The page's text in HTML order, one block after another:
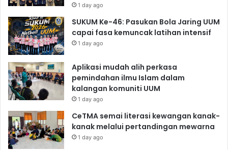
1 day ago
SUKUM Ke-46: Pasukan Bola Jaring UUM
capai fasa kemuncak latihan intensif
1 day ago
Aplikasi mudah alih perkasa
pemindahan ilmu Islam dalam
kalangan komuniti UUM
1 day ago
CeTMA semai literasi kewangan kanak-
kanak melalui pertandingan mewarna
1 day ago